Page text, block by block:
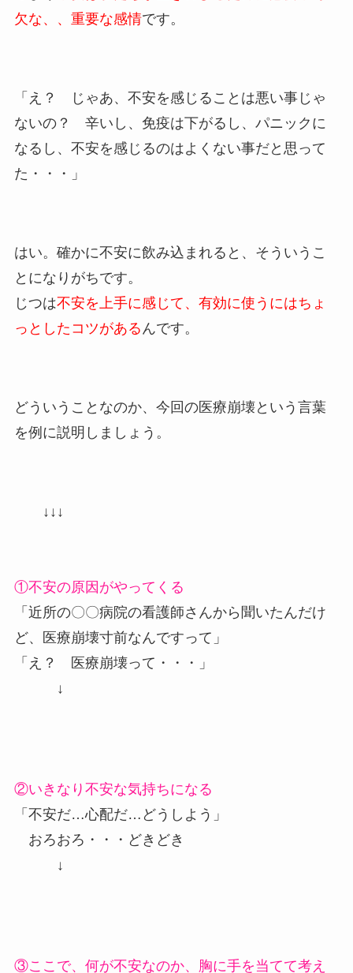
欠な、、重要な感情です。
「え？ じゃあ、不安を感じることは悪い事じゃ
ないの？ 辛いし、免疫は下がるし、パニックに
なるし、不安を感じるのはよくない事だと思って
た・・・」
はい。確かに不安に飲み込まれると、そういうこ
とになりがちです。
じつは不安を上手に感じて、有効に使うにはちょ
っとしたコツがある んです。
どういうことなのか、今回の医療崩壊という言葉
を例に説明しましょう。
↓↓↓
①不安の原因がやってくる
「近所の〇〇病院の看護師さんから聞いたんだけ
ど、医療崩壊寸前なんですって」
「え？ 医療崩壊って・・・」
↓
②いきなり不安な気持ちになる
「不安だ…心配だ…どうしよう」
おろおろ・・・どきどき
↓
③ここで、何が不安なのか、胸に手を当てて考え